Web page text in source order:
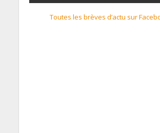
Toutes les brèves d’actu sur